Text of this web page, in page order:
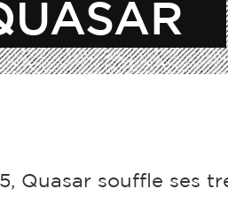
Quasar souffle ses